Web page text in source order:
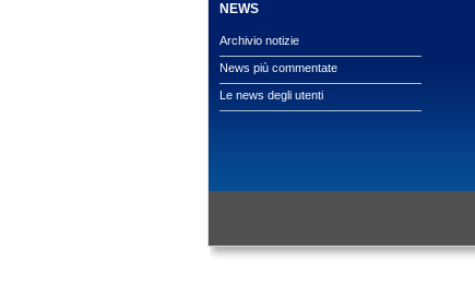
NEWS
Archivio notizie
News più commentate
Le news degli utenti